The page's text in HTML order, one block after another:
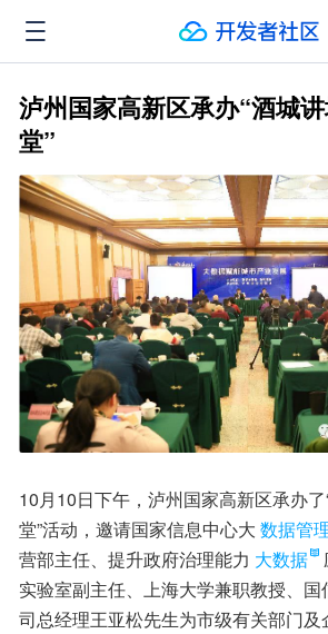
泸州国家高新区承办“酒城
堂”
10月10日下午，泸州国家高新区承办
堂”活动，邀请国家信息中心大 数据管
营部主任、提升政府治理能力 大数据
实验室副主任、上海大学兼职教授、
司总经理王亚松先生为市级有关部门